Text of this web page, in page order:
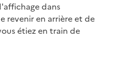
dans
revenir en arrière et de
étiez en train de